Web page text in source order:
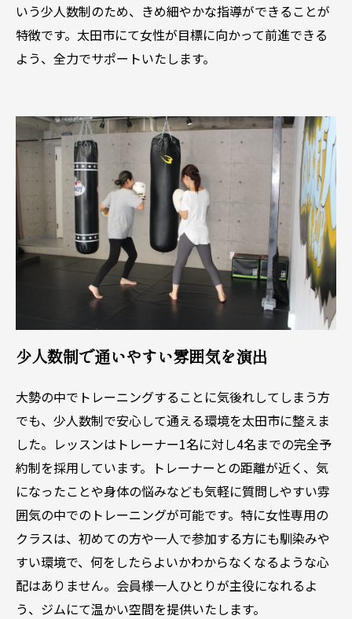
いう少人数制のため、きめ細やかな指導ができることが
特徴です。太田市にて女性が目標に向かって前進できる
よう、全力でサポートいたします。
少人数制で通いやすい雰囲気を演出
大勢の中でトレーニングすることに気後れしてしまう方
でも、少人数制で安心して通える環境を太田市に整えま
した。レッスンはトレーナー1名に対し4名までの完全予
約制を採用しています。トレーナーとの距離が近く、気
になったことや身体の悩みなども気軽に質問しやすい雰
囲気の中でのトレーニングが可能です。特に女性専用の
クラスは、初めての方や一人で参加する方にも馴染みや
すい環境で、何をしたらよいかわからなくなるような心
配はありません。会員様一人ひとりが主役になれるよ
う、ジムにて温かい空間を提供いたします。